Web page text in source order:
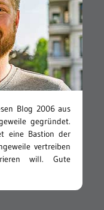
Blog 2006 aus
gegründet.
eine Bastion der
vertreiben
will. Gute